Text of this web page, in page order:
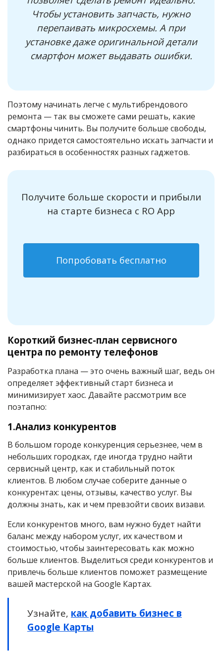
Чтобы установить запчасть, нужно
перепаивать микросхемы. А при
установке даже оригинальной детали
смартфон может выдавать ошибки.
Поэтому начинать легче с мультибрендового
ремонта — так вы сможете сами решать, какие
смартфоны чинить. Вы получите больше свободы,
однако придется самостоятельно искать запчасти и
разбираться в особенностях разных гаджетов.
Получите больше скорости и прибыли
на старте бизнеса с RO App
Попробовать бесплатно
Короткий бизнес-план сервисного
центра по ремонту телефонов
Разработка плана — это очень важный шаг, ведь он
определяет эффективный старт бизнеса и
минимизирует хаос. Давайте рассмотрим все
поэтапно:
1.Анализ конкурентов
В большом городе конкуренция серьезнее, чем в
небольших городках, где иногда трудно найти
сервисный центр, как и стабильный поток
клиентов. В любом случае соберите данные о
конкурентах: цены, отзывы, качество услуг. Вы
должны знать, как и чем превзойти своих визави.
Если конкурентов много, вам нужно будет найти
баланс между набором услуг, их качеством и
стоимостью, чтобы заинтересовать как можно
больше клиентов. Выделиться среди конкурентов и
привлечь больше клиентов поможет размещение
вашей мастерской на Google Картах.
Узнайте, как добавить бизнес в
Google Карты